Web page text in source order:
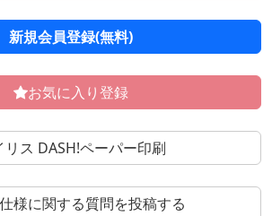
新規会員登録(無料)
お気に入り登録
リス DASH!ペーパー印刷
様に関する質問を投稿する